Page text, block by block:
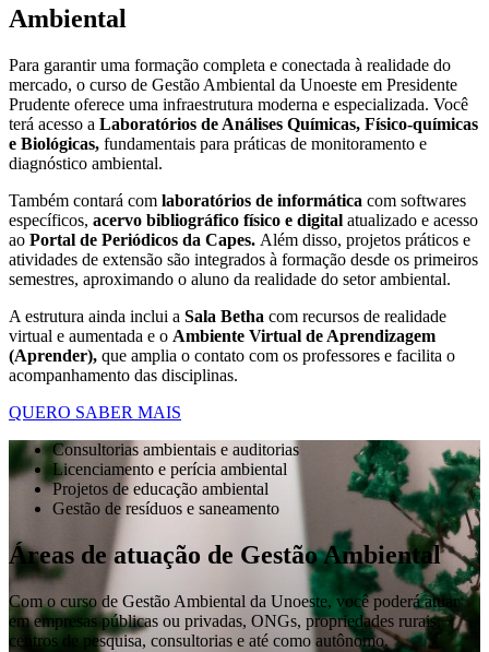
Ambiental
Para garantir uma formação completa e conectada à realidade do
mercado, o curso de Gestão Ambiental da Unoeste em Presidente
Prudente oferece uma infraestrutura moderna e especializada. Você
terá acesso a Laboratórios de Análises Químicas, Físico-químicas
e Biológicas, fundamentais para práticas de monitoramento e
diagnóstico ambiental.
Também contará com laboratórios de informática com softwares
específicos, acervo bibliográfico físico e digital atualizado e acesso
ao Portal de Periódicos da Capes. Além disso, projetos práticos e
atividades de extensão são integrados à formação desde os primeiros
semestres, aproximando o aluno da realidade do setor ambiental.
A estrutura ainda inclui a Sala Betha com recursos de realidade
virtual e aumentada e o Ambiente Virtual de Aprendizagem
(Aprender), que amplia o contato com os professores e facilita o
acompanhamento das disciplinas.
QUERO SABER MAIS
Consultorias ambientais e auditorias
Licenciamento e perícia ambiental
Projetos de educação ambiental
Gestão de resíduos e saneamento
Áreas de atuação de Gestão Ambiental
Com o curso de Gestão Ambiental da Unoeste, você poderá atuar
em empresas públicas ou privadas, ONGs, propriedades rurais,
centros de pesquisa, consultorias e até como autônomo.